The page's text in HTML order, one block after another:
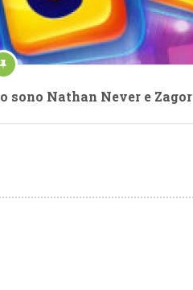
sono Nathan Never e Zagor